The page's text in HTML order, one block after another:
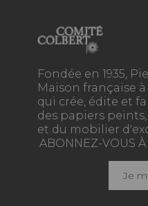
Fondée en 1935,
Maison française
qui crée, édite et
des papiers
et du mobilier
ABONNEZ-VOUS
Je